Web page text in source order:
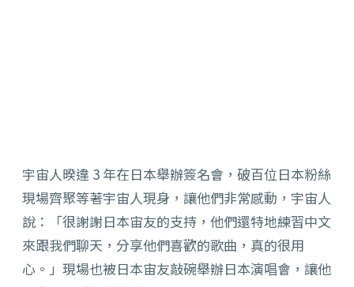
宇宙人暌違 3 年在日本舉辦簽名會，破百位日本粉絲
現場齊聚等著宇宙人現身，讓他們非常感動，宇宙人
說：「很謝謝日本宙友的支持，他們還特地練習中文
來跟我們聊天，分享他們喜歡的歌曲，真的很用
心。」現場也被日本宙友敲碗舉辦日本演唱會，讓他